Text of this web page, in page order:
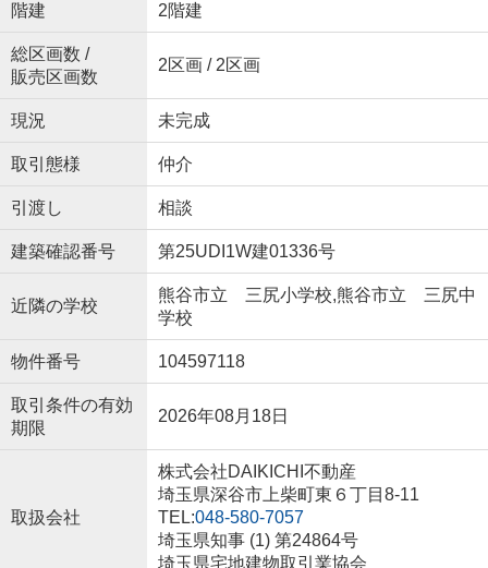
階建 2階建
総区画数 /
販売区画数
2区画 / 2区画
現況 未完成
取引態様 仲介
引渡し 相談
建築確認番号 第25UDI1W建01336号
近隣の学校
熊谷市立 三尻小学校,熊谷市立 三尻中
学校
物件番号 104597118
取引条件の有効
期限
2026年08月18日
取扱会社
株式会社DAIKICHI不動産
埼玉県深谷市上柴町東６丁目8-11
TEL:048-580-7057
埼玉県知事 (1) 第24864号
埼玉県宅地建物取引業協会